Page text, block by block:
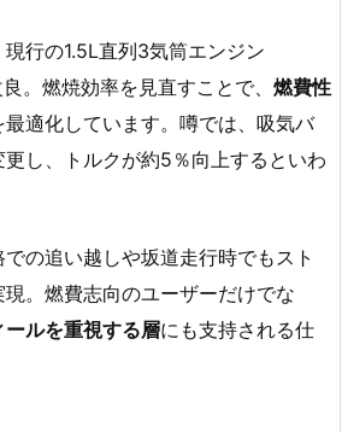
行の1.5L直列3気筒エンジン
。燃焼効率を見直すことで、 燃費性
最適化しています。噂では、吸気バ
し、トルクが約5％向上するといわ
の追い越しや坂道走行時でもスト
。燃費志向のユーザーだけでな
ールを重視する層にも支持される仕